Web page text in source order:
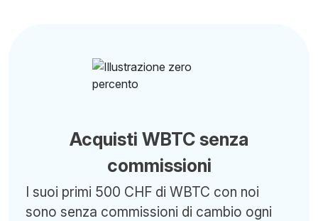
Acquisti WBTC senza
commissioni
I suoi primi 500 CHF di WBTC con noi
sono senza commissioni di cambio ogni